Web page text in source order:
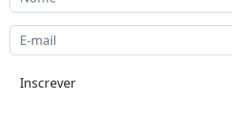
Inscrever